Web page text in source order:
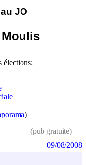
JO
Moulis
élections:
)
(pub gratuite)
09/08/2008